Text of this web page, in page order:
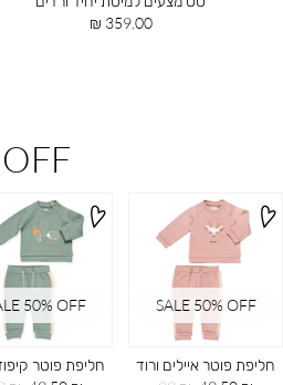
מחיר
359.00 ₪
50% OFF
חליפת פוטר
SALE 50% OFF
חליפת פוטר איילים ורוד